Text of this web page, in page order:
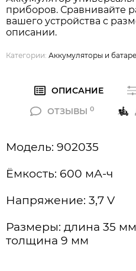
приборов. Сравнивайте
вашего устройства с
описании.
Категории: Аккумуляторы и
ОПИСАНИЕ
ОТЗЫВЫ 0
Модель: 902035
Ёмкость: 600 мА-ч
Напряжение: 3,7 V
Размеры: длина 35
толщина 9 мм